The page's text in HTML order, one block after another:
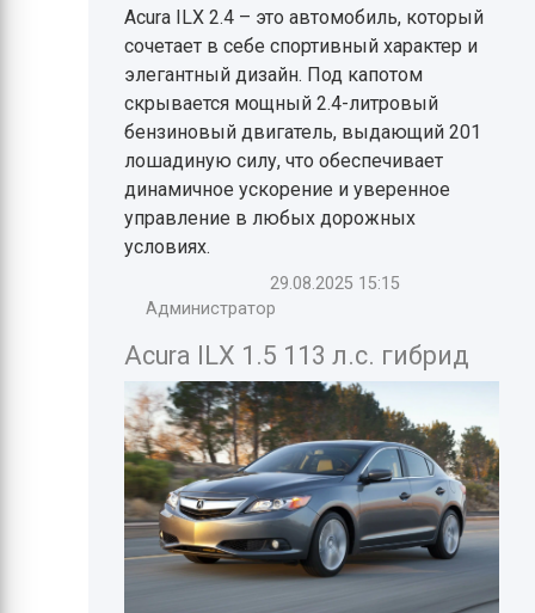
Acura ILX 2.4 – это автомобиль, который
сочетает в себе спортивный характер и
элегантный дизайн. Под капотом
скрывается мощный 2.4-литровый
бензиновый двигатель, выдающий 201
лошадиную силу, что обеспечивает
динамичное ускорение и уверенное
управление в любых дорожных
условиях.
29.08.2025 15:15
Администратор
Acura ILX 1.5 113 л.с. гибрид